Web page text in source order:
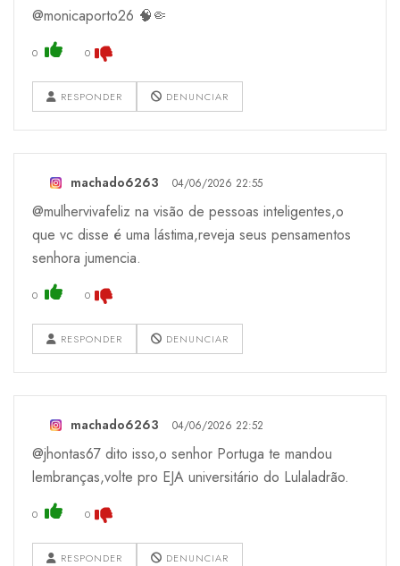
@monicaporto26 🧠🤏
0 0
RESPONDER DENUNCIAR
machado6263 04/06/2026 22:55
@mulhervivafeliz na visão de pessoas inteligentes,o
que vc disse é uma lástima,reveja seus pensamentos
senhora jumencia.
0 0
RESPONDER DENUNCIAR
machado6263 04/06/2026 22:52
@jhontas67 dito isso,o senhor Portuga te mandou
lembranças,volte pro EJA universitário do Lulaladrão.
0 0
RESPONDER DENUNCIAR